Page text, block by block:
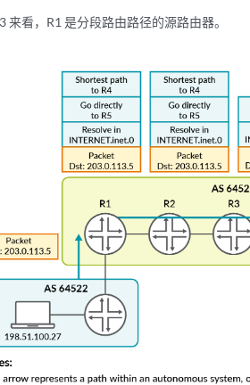
来看，R1 是分段路由路径的源路由器。